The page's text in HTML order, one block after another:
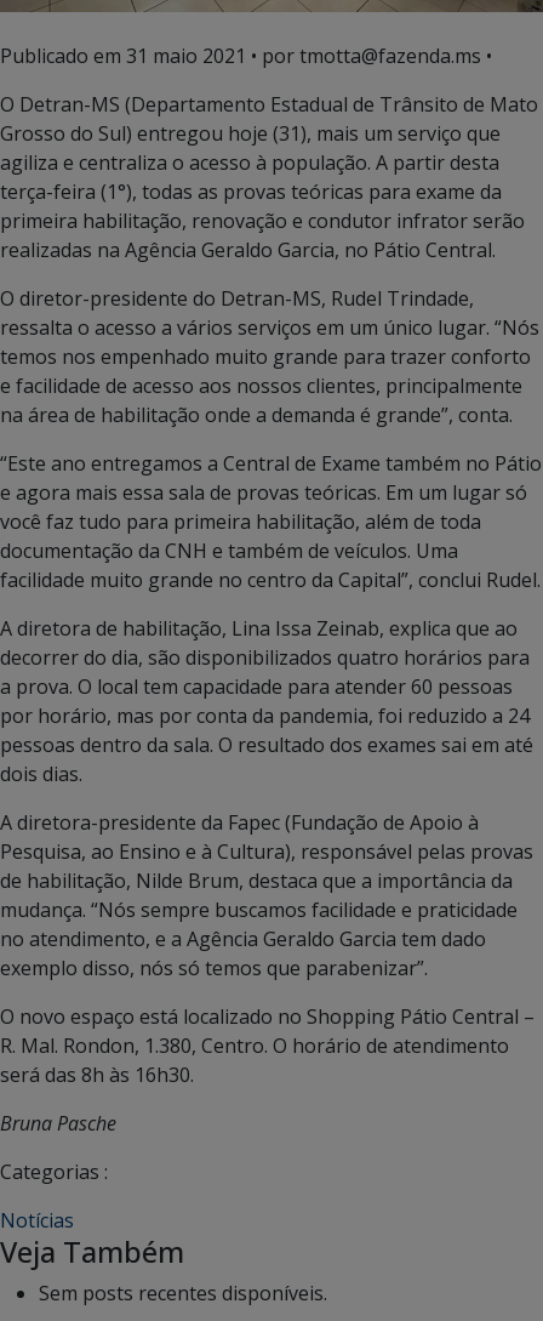
Publicado em 31 maio 2021 • por tmotta@fazenda.ms •
O Detran-MS (Departamento Estadual de Trânsito de Mato
Grosso do Sul) entregou hoje (31), mais um serviço que
agiliza e centraliza o acesso à população. A partir desta
terça-feira (1°), todas as provas teóricas para exame da
primeira habilitação, renovação e condutor infrator serão
realizadas na Agência Geraldo Garcia, no Pátio Central.
O diretor-presidente do Detran-MS, Rudel Trindade,
ressalta o acesso a vários serviços em um único lugar. “Nós
temos nos empenhado muito grande para trazer conforto
e facilidade de acesso aos nossos clientes, principalmente
na área de habilitação onde a demanda é grande”, conta.
“Este ano entregamos a Central de Exame também no Pátio
e agora mais essa sala de provas teóricas. Em um lugar só
você faz tudo para primeira habilitação, além de toda
documentação da CNH e também de veículos. Uma
facilidade muito grande no centro da Capital”, conclui Rudel.
A diretora de habilitação, Lina Issa Zeinab, explica que ao
decorrer do dia, são disponibilizados quatro horários para
a prova. O local tem capacidade para atender 60 pessoas
por horário, mas por conta da pandemia, foi reduzido a 24
pessoas dentro da sala. O resultado dos exames sai em até
dois dias.
A diretora-presidente da Fapec (Fundação de Apoio à
Pesquisa, ao Ensino e à Cultura), responsável pelas provas
de habilitação, Nilde Brum, destaca que a importância da
mudança. “Nós sempre buscamos facilidade e praticidade
no atendimento, e a Agência Geraldo Garcia tem dado
exemplo disso, nós só temos que parabenizar”.
O novo espaço está localizado no Shopping Pátio Central –
R. Mal. Rondon, 1.380, Centro. O horário de atendimento
será das 8h às 16h30.
Bruna Pasche
Categorias :
Notícias
Veja Também
Sem posts recentes disponíveis.